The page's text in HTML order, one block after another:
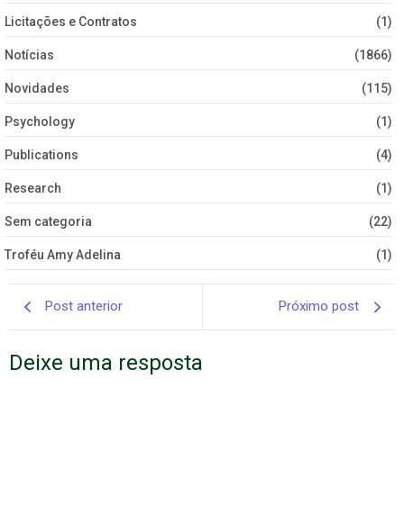
Licitações e Contratos (1)
Notícias (1866)
Novidades (115)
Psychology (1)
Publications (4)
Research (1)
Sem categoria (22)
Troféu Amy Adelina (1)
Post anterior Próximo post
Deixe uma resposta